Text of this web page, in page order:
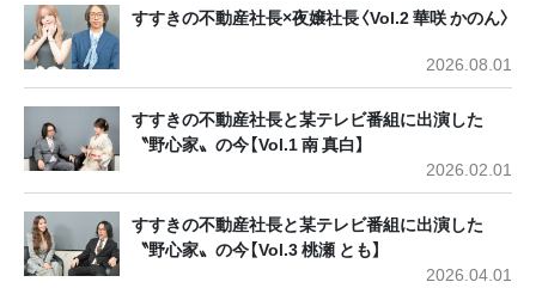
すすきの不動産社長×夜嬢社長〈Vol.2 華咲 かのん〉
2026.08.01
すすきの不動産社長と某テレビ番組に出演した
〝野心家〟の今【Vol.1 南 真白】
2026.02.01
すすきの不動産社長と某テレビ番組に出演した
〝野心家〟の今【Vol.3 桃瀬 とも】
2026.04.01